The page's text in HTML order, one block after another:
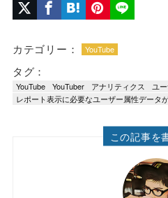
カテゴリー： YouTube
タグ：
YouTube YouTuber アナリティクス
ユ
レポート表示に必要なユーザー属性データ
この記事を